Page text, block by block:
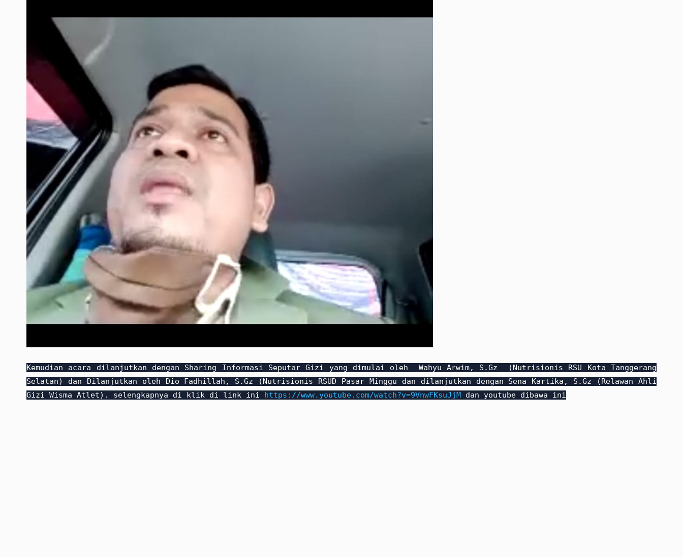
Kemudian acara dilanjutkan dengan Sharing Informasi Seputar Gizi yang dimulai oleh Wahyu Arwim, S.Gz (Nutrisionis RSU Kota Tanggerang
Selatan) dan Dilanjutkan oleh Dio Fadhillah, S.Gz (Nutrisionis RSUD Pasar Minggu dan dilanjutkan dengan Sena Kartika, S.Gz (Relawan Ahli
Gizi Wisma Atlet). selengkapnya di klik di link ini
https://www.youtube.com/watch?v=9VnwFKsuJjM dan youtube dibawa ini